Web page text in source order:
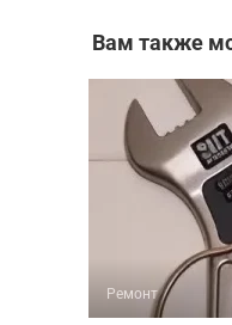
Вам также
Ремонт